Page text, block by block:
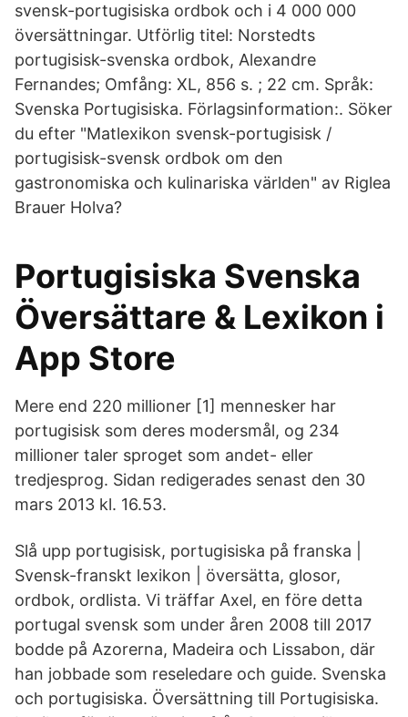
svensk-portugisiska ordbok och i 4 000 000
översättningar. Utförlig titel: Norstedts
portugisisk-svenska ordbok, Alexandre
Fernandes; Omfång: XL, 856 s. ; 22 cm. Språk:
Svenska Portugisiska. Förlagsinformation:. Söker
du efter "Matlexikon svensk-portugisisk /
portugisisk-svensk ordbok om den
gastronomiska och kulinariska världen" av Riglea
Brauer Holva?
‎Portugisiska Svenska
Översättare & Lexikon i
App Store
Mere end 220 millioner [1] mennesker har
portugisisk som deres modersmål, og 234
millioner taler sproget som andet- eller
tredjesprog. Sidan redigerades senast den 30
mars 2013 kl. 16.53.
Slå upp portugisisk, portugisiska på franska |
Svensk-franskt lexikon | översätta, glosor,
ordbok, ordlista. Vi träffar Axel, en före detta
portugal svensk som under åren 2008 till 2017
bodde på Azorerna, Madeira och Lissabon, där
han jobbade som reseledare och guide. Svenska
och portugisiska. Översättning till Portugisiska.